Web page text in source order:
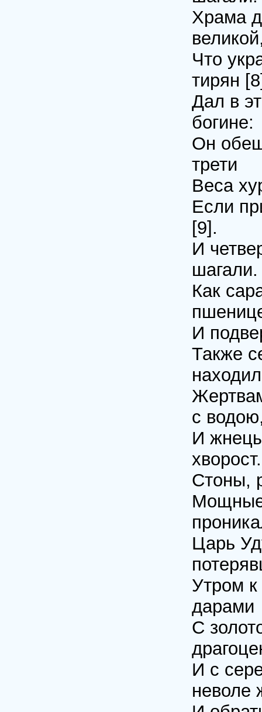
Храма
Что
тирян
Дал в
богине:
Он
трети
Веса
Если
[9].
И
шагали.
Как
И
Также
с
И
хворост.
Стоны,
Мощные
Царь
Утром к
дарами
С
И с
неволе